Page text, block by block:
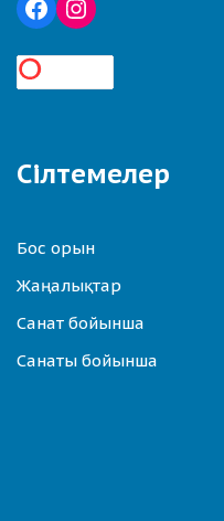
Сілтемелер
Бос орын
Жаңалықтар
Санат бойынша
Санаты бойынша